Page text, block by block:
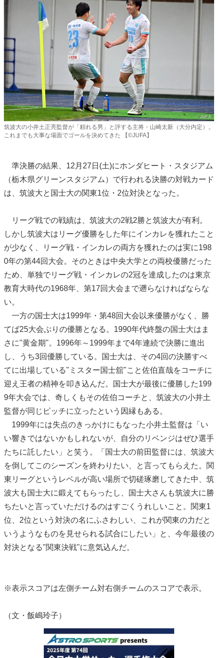
筑波大の小井土正亮監督が「頼れる男」と評する主将・山崎太新（大分内定）。
これまでも大事な場面でゴールを決めてきた 【©JUFA】
準決勝の結果、12月27日(土)にホンダヒート・スタジアム
（栃木県グリーンスタジアム）で行われる決勝の対戦カード
は、筑波大と国士大の関東1位・2位対決となった。
リーグ戦での戦績は、筑波大の2戦2勝と筑波大が有利。
しかし筑波大はリーグ優勝をした年にインカレを獲れたこと
が少なく、リーグ戦・インカレの両方を獲れたのは実に198
0年の第44回大会。そのときは中央大学との両校優勝だった
ため、単独でリーグ戦・インカレの2冠を達成したのは東京
教育大時代の1968年、第17回大会まで遡らなければならな
い。
一方の国士大は1999年・第48回大会以来優勝がなく、勝
てば25大会ぶりの優勝となる。1990年代終盤の国士大はま
さに"黄金期"。1996年～1999年まで4年連続で決勝に進出
し、うち3回優勝している。国士大は、その4回の決勝すべ
てに出場している"ミスター国士舘"こと佐伯直哉をコーチに
迎え王者の精神を叩き込んだ。国士大が最後に優勝した199
9年大会では、奇しくもその佐伯コーチと、筑波大の小井土
監督が同じピッチに立ったという因縁もある。
1999年には失点のきっかけにもなった小井土監督は「い
い響きではないかもしれないが、自分のリベンジはぜひ選手
たちに託したい」と笑う。「国士大の前田監督には、筑波大
を倒してこのシーズンを終わりたい、と言ってもらえた。関
東リーグというレベルが高い場所で切磋琢磨してきた中、筑
波大も国士大に鍛えてもらったし、国士大さんも筑波大に勝
ちたいと言っていただけるのはすごくうれしいこと。関東1
位、2位という対決の名にふさわしい、これが関東の力だと
いうようなものを見せられる試合にしたい」と、今年最後の
対決となる"関東決戦"に意気込んだ。
※表示スコアは左側チーム対右側チームのスコアで表示。
（文・飯嶋玲子）